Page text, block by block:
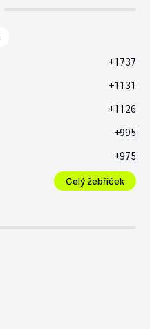
+1737
+1131
+1126
+995
+975
Celý žebříček